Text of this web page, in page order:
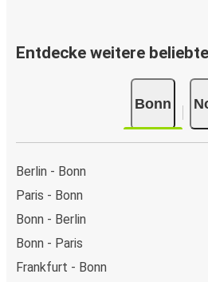
Entdecke weitere
Bonn
Berlin - Bonn
Paris - Bonn
Bonn - Berlin
Bonn - Paris
Frankfurt - Bonn